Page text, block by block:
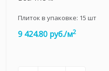
Плиток в упаковке: 15 шт
9 424.80 руб./м2